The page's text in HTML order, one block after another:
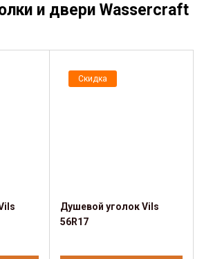
и двери Wassercraft
Скидка
Душевой уголок Vils
56R17